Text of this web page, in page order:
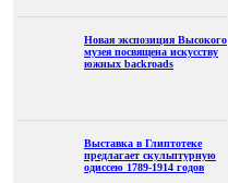
Новая экспозиция Высокого
музея посвящена искусству
южных backroads
Выставка в Глиптотеке
предлагает скульптурную
одиссею 1789-1914 годов